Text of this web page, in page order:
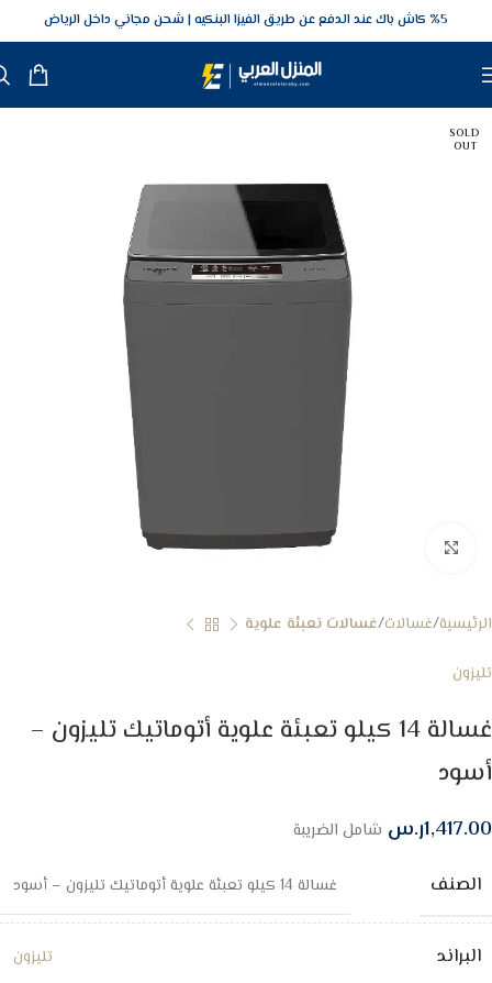
5‎% كاش باك عند الدفع عن طريق الفيزا البنكيه شحن مجاني داخل الرياض
SOLD
OUT
Click to enlarge
الرئيسية غسالات غسالات تعبئة علوية
تليزون
غسالة 14 كيلو تعبئة علوية أتوماتيك تليزون –
أسود
1,417.00ر.س شامل الضريبة
الصنف غسالة 14 كيلو تعبئة علوية أتوماتيك تليزون – أسود
البراند تليزون